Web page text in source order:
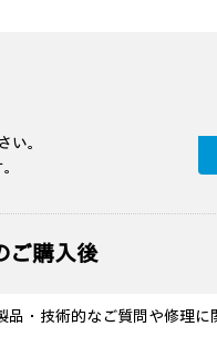
。
ご購入後
品・技術的なご質問や修理に